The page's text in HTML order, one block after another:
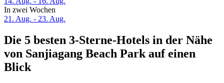
In zwei Wochen
21. Aug. - 23. Aug.
Die 5 besten 3-Sterne-Hotels in der Nähe
von Sanjiagang Beach Park auf einen
Blick